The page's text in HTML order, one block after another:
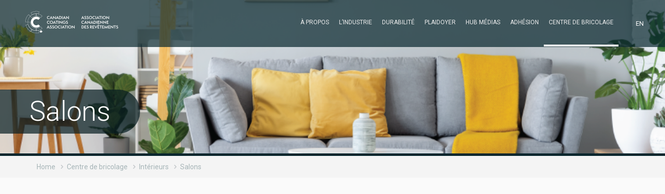
À PROPOS L’INDUSTRIE DURABILITÉ PLAIDOYER HUB MÉDIAS ADHÉSION CENTRE DE BRICOLAGE EN
Salons
Home Centre de bricolage Intérieurs Salons